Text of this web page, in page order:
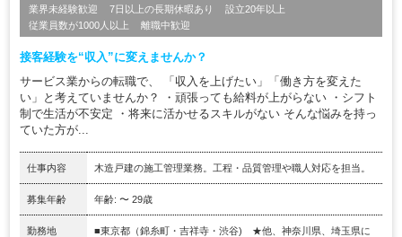
業界未経験歓迎 7日以上の長期休暇あり
設立20年以上
従業員数が1000人以上
離職中歓迎
接客経験を“収入”に変えませんか？
サービス業からの転職で、 「収入を上げたい」「働き方を変えた
い」と考えていませんか？ ・頑張っても給料が上がらない ・シフト
制で生活が不安定 ・将来に活かせるスキルがない そんな悩みを持っ
ていた方が...
仕事内容 木造戸建の施工管理業務。工程・品質管理や職人対応を担当。
募集年齢 年齢: 〜 29歳
勤務地
■東京都（錦糸町・吉祥寺・渋谷) ★他、神奈川県、埼玉県に